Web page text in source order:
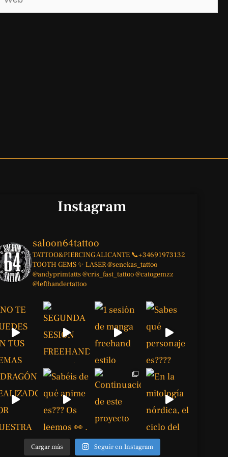
Instagram
saloon64tattoo
TATTOO&PIERCINGALICANTE 📞+34691973132
TOOTH GEMS ✨ LASER@senekas_tattoo
@andyprimtatts@cris_fast_tattoo@catogemzz
@lefthandertattoo
Cargar más Seguir en Instagram